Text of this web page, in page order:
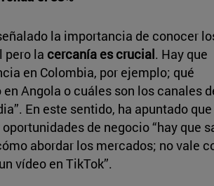
la importancia de conocer
pero la cercanía es crucial. Hay que
en Colombia, por ejemplo; qué
Angola o cuáles son los canales
En este sentido, ha apuntado
de negocio “hay que
abordar los mercados; no vale
vídeo en TikTok”.